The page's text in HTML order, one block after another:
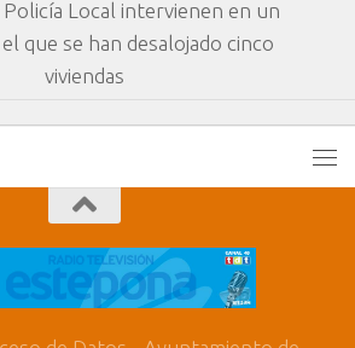
Local intervienen en un
que se han desalojado cinco
viviendas